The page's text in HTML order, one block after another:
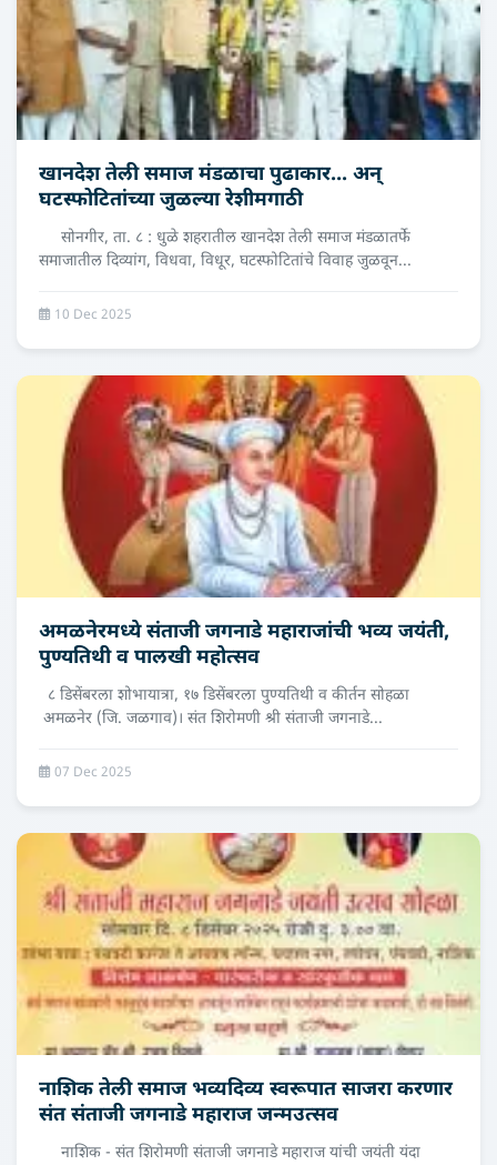
खानदेश तेली समाज मंडळाचा पुढाकार... अन्
घटस्फोटितांच्या जुळल्या रेशीमगाठी
सोनगीर, ता. ८ : धुळे शहरातील खानदेश तेली समाज मंडळातर्फे
समाजातील दिव्यांग, विधवा, विधूर, घटस्फोटितांचे विवाह जुळवून...
10 Dec 2025
अमळनेरमध्ये संताजी जगनाडे महाराजांची भव्य जयंती,
पुण्यतिथी व पालखी महोत्सव
८ डिसेंबरला शोभायात्रा, १७ डिसेंबरला पुण्यतिथी व कीर्तन सोहळा
अमळनेर (जि. जळगाव)। संत शिरोमणी श्री संताजी जगनाडे...
07 Dec 2025
नाशिक तेली समाज भव्यदिव्य स्‍वरूपात साजरा करणार
संत संताजी जगनाडे महाराज जन्‍मउत्‍सव
नाशिक - संत शिरोमणी संताजी जगनाडे महाराज यांची जयंती यंदा